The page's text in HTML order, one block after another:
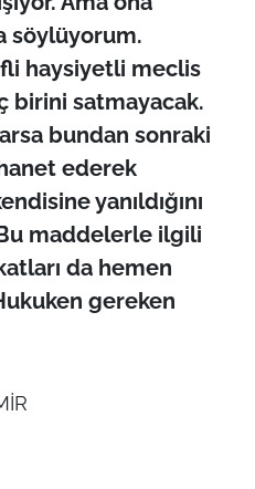
söylüyorum.
haysiyetli meclis
birini satmayacak.
bundan sonraki
ederek
yanıldığını
maddelerle ilgili
da hemen
gereken